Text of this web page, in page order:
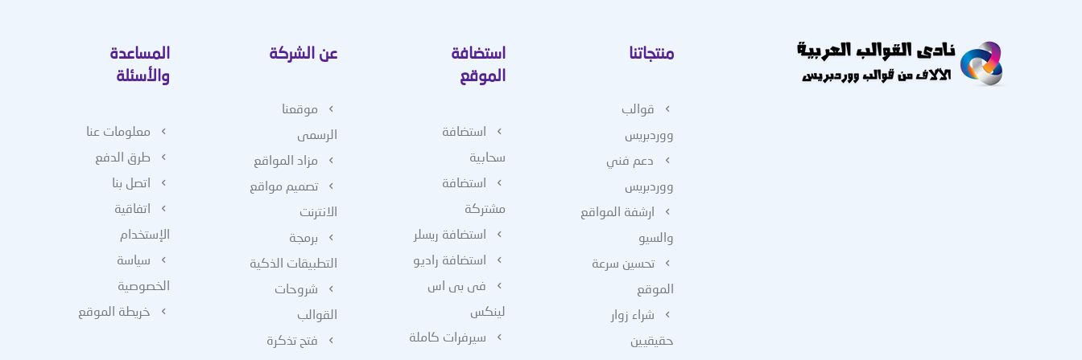
منتجاتنا
قوالب
ووردبريس
دعم فني
ووردبريس
ارشفة المواقع
والسيو
تحسين سرعة
الموقع
شراء زوار
حقيقيين
استضافة
الموقع
استضافة
سحابية
استضافة
مشتركة
استضافة ريسلر
استضافة راديو
فى بى اس
لينكس
سيرفرات كاملة
عن الشركة
موقعنا
الرسمى
مزاد المواقع
تصميم مواقع
الانترنت
برمجة
التطبيقات الذكية
شروحات
القوالب
فتح تذكرة
المساعدة
والأسئلة
معلومات عنا
طرق الدفع
اتصل بنا
اتفاقية
الإستخدام
سياسة
الخصوصية
خريطة الموقع